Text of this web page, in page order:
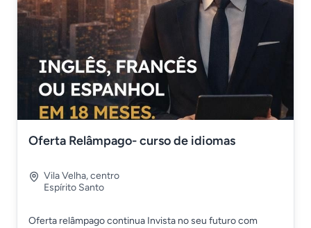
Oferta Relâmpago- curso de idiomas
Vila Velha,centro
Espírito Santo
Oferta relâmpago continua Invista no seu futuro com